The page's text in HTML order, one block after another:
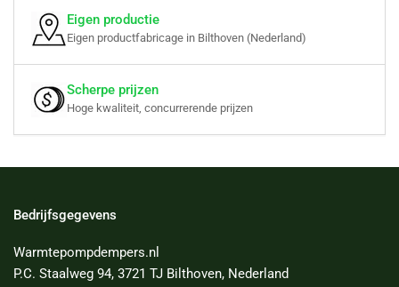
Eigen productie
Eigen productfabricage in Bilthoven (Nederland)
Scherpe prijzen
Hoge kwaliteit, concurrerende prijzen
Bedrijfsgegevens
Warmtepompdempers.nl
P.C. Staalweg 94, 3721 TJ Bilthoven, Nederland